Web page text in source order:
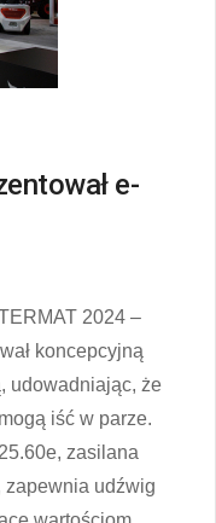
e-
2024 –
koncepcyjną
udowadniając, że
iść w parze.
zasilana
zapewnia udźwig